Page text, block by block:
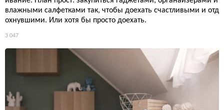
влажными салфетками так, чтобы доехать счастливыми и отд
охнувшими. Или хотя бы просто доехать.
3 047